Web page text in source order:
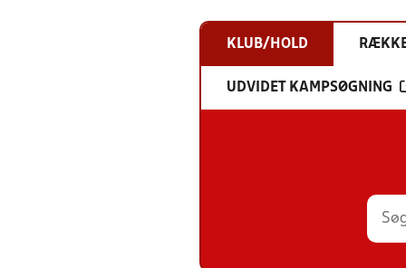
KLUB/HOLD
UDVIDET KAMPSØGNING